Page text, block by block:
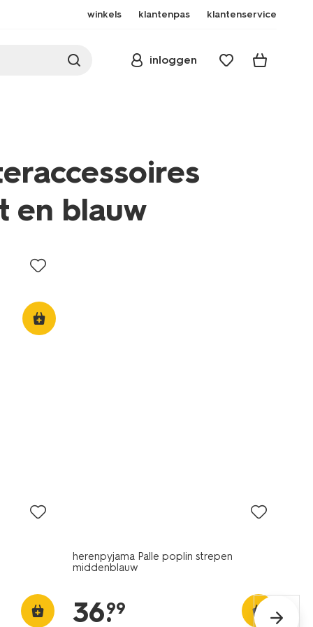
winkels klantenpas klantenservice
inloggen
en blauw
herenpyjama Palle poplin strepen
middenblauw
36.
99